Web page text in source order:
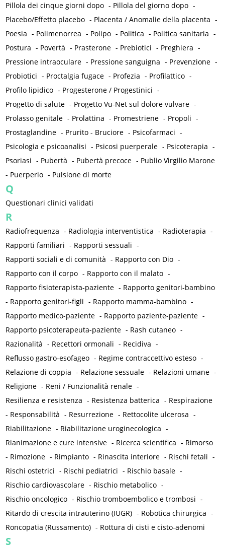
Pillola dei cinque giorni dopo - Pillola del giorno dopo -
Placebo/Effetto placebo - Placenta / Anomalie della placenta -
Poesia - Polimenorrea - Polipo - Politica - Politica sanitaria -
Postura - Povertà - Prasterone - Prebiotici - Preghiera -
Pressione intraoculare - Pressione sanguigna - Prevenzione -
Probiotici - Proctalgia fugace - Profezia - Profilattico -
Profilo lipidico - Progesterone / Progestinici -
Progetto di salute - Progetto Vu-Net sul dolore vulvare -
Prolasso genitale - Prolattina - Promestriene - Propoli -
Prostaglandine - Prurito - Bruciore - Psicofarmaci -
Psicologia e psicoanalisi - Psicosi puerperale - Psicoterapia -
Psoriasi - Pubertà - Pubertà precoce - Publio Virgilio Marone
- Puerperio - Pulsione di morte
Q
Questionari clinici validati
R
Radiofrequenza - Radiologia interventistica - Radioterapia -
Rapporti familiari - Rapporti sessuali -
Rapporti sociali e di comunità - Rapporto con Dio -
Rapporto con il corpo - Rapporto con il malato -
Rapporto fisioterapista-paziente - Rapporto genitori-bambino
- Rapporto genitori-figli - Rapporto mamma-bambino -
Rapporto medico-paziente - Rapporto paziente-paziente -
Rapporto psicoterapeuta-paziente - Rash cutaneo -
Razionalità - Recettori ormonali - Recidiva -
Reflusso gastro-esofageo - Regime contraccettivo esteso -
Relazione di coppia - Relazione sessuale - Relazioni umane -
Religione - Reni / Funzionalità renale -
Resilienza e resistenza - Resistenza batterica - Respirazione
- Responsabilità - Resurrezione - Rettocolite ulcerosa -
Riabilitazione - Riabilitazione uroginecologica -
Rianimazione e cure intensive - Ricerca scientifica - Rimorso
- Rimozione - Rimpianto - Rinascita interiore - Rischi fetali -
Rischi ostetrici - Rischi pediatrici - Rischio basale -
Rischio cardiovascolare - Rischio metabolico -
Rischio oncologico - Rischio tromboembolico e trombosi -
Ritardo di crescita intrauterino (IUGR) - Robotica chirurgica -
Roncopatia (Russamento) - Rottura di cisti e cisto-adenomi
S